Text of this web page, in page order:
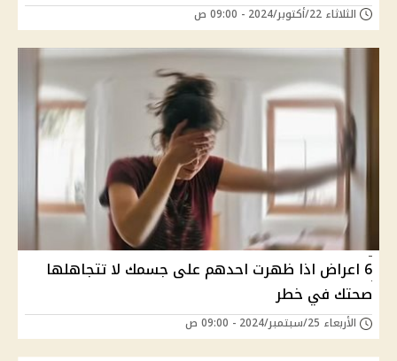
الثلاثاء 22/أكتوبر/2024 - 09:00 ص
6 اعراض اذا ظهرت احدهم على جسمك لا تتجاهلها
صحتك في خطر
الأربعاء 25/سبتمبر/2024 - 09:00 ص